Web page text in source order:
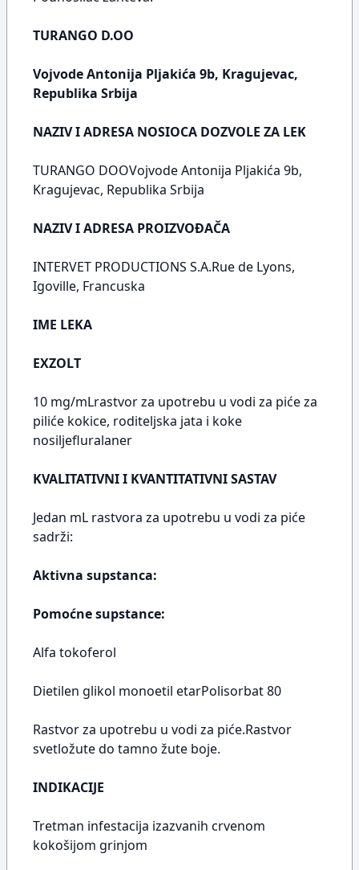
TURANGO D.OO
Vojvode Antonija Pljakića 9b, Kragujevac,
Republika Srbija
NAZIV I ADRESA NOSIOCA DOZVOLE ZA LEK
TURANGO DOOVojvode Antonija Pljakića 9b,
Kragujevac, Republika Srbija
NAZIV I ADRESA PROIZVOĐAČA
INTERVET PRODUCTIONS S.A.Rue de Lyons,
Igoville, Francuska
IME LEKA
EXZOLT
10 mg/mLrastvor za upotrebu u vodi za piće za
piliće kokice, roditeljska jata i koke
nosiljefluralaner
KVALITATIVNI I KVANTITATIVNI SASTAV
Jedan mL rastvora za upotrebu u vodi za piće
sadrži:
Aktivna supstanca:
Pomoćne supstance:
Alfa tokoferol
Dietilen glikol monoetil etarPolisorbat 80
Rastvor za upotrebu u vodi za piće.Rastvor
svetložute do tamno žute boje.
INDIKACIJE
Tretman infestacija izazvanih crvenom
kokošijom grinjom